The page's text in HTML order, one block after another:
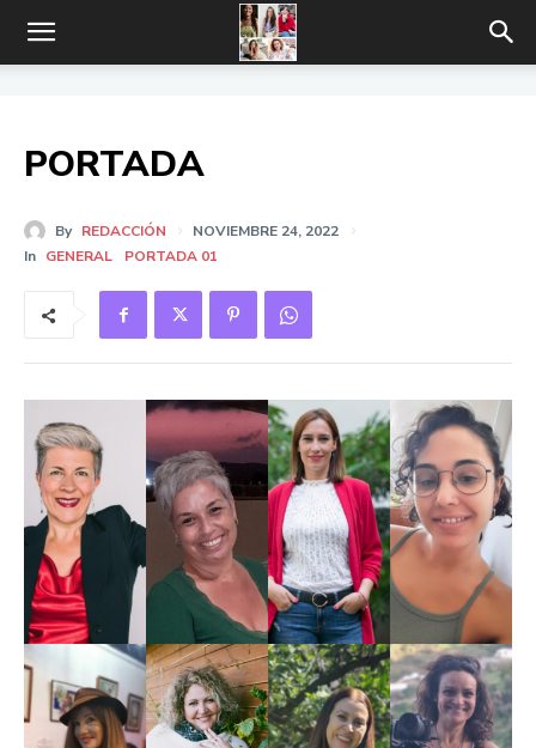
PORTADA
By REDACCIÓN
NOVIEMBRE 24, 2022
In GENERAL PORTADA 01